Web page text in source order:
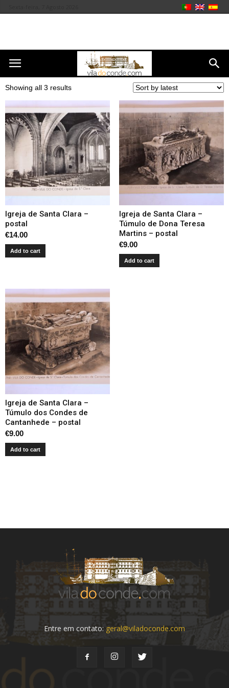
Showing all 3 results
Igreja de Santa Clara –
postal
€14.00
Add to cart
Igreja de Santa Clara –
Túmulo de Dona Teresa
Martins – postal
€9.00
Add to cart
Igreja de Santa Clara –
Túmulo dos Condes de
Cantanhede – postal
€9.00
Add to cart
Entre em contato: geral@viladoconde.com